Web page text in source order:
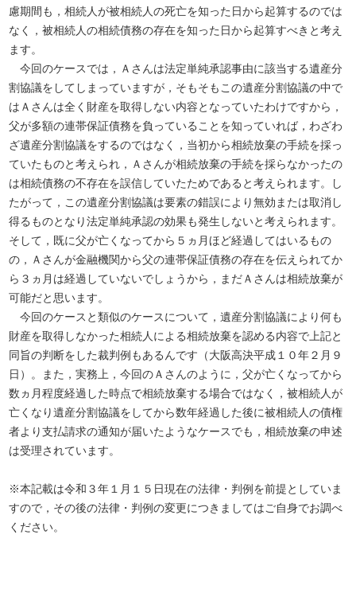
慮期間も，相続人が被相続人の死亡を知った日から起算するのでは
なく，被相続人の相続債務の存在を知った日から起算すべきと考え
ます。
今回のケースでは，Ａさんは法定単純承認事由に該当する遺産分
割協議をしてしまっていますが，そもそもこの遺産分割協議の中で
はＡさんは全く財産を取得しない内容となっていたわけですから，
父が多額の連帯保証債務を負っていることを知っていれば，わざわ
ざ遺産分割協議をするのではなく，当初から相続放棄の手続を採っ
ていたものと考えられ，Ａさんが相続放棄の手続を採らなかったの
は相続債務の不存在を誤信していたためであると考えられます。し
たがって，この遺産分割協議は要素の錯誤により無効または取消し
得るものとなり法定単純承認の効果も発生しないと考えられます。
そして，既に父が亡くなってから５ヵ月ほど経過してはいるもの
の，Ａさんが金融機関から父の連帯保証債務の存在を伝えられてか
ら３ヵ月は経過していないでしょうから，まだＡさんは相続放棄が
可能だと思います。
今回のケースと類似のケースについて，遺産分割協議により何も
財産を取得しなかった相続人による相続放棄を認める内容で上記と
同旨の判断をした裁判例もあるんです（大阪高決平成１０年２月９
日）。また，実務上，今回のＡさんのように，父が亡くなってから
数ヵ月程度経過した時点で相続放棄する場合ではなく，被相続人が
亡くなり遺産分割協議をしてから数年経過した後に被相続人の債権
者より支払請求の通知が届いたようなケースでも，相続放棄の申述
は受理されています。
※本記載は令和３年１月１５日現在の法律・判例を前提としていま
すので，その後の法律・判例の変更につきましてはご自身でお調べ
ください。